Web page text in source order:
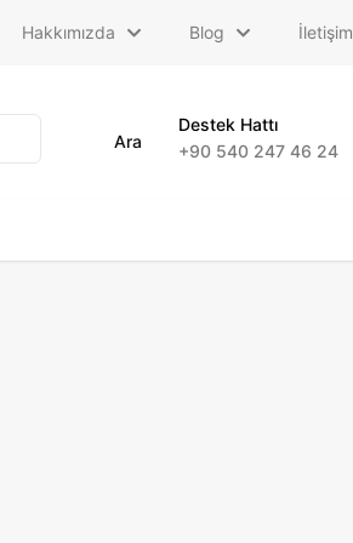
Hakkımızda Blog İletişim
Ara
Destek Hattı
+90 540 247 46 24